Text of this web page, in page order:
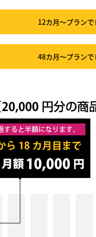
12カ月～プラン
48カ月～プラン